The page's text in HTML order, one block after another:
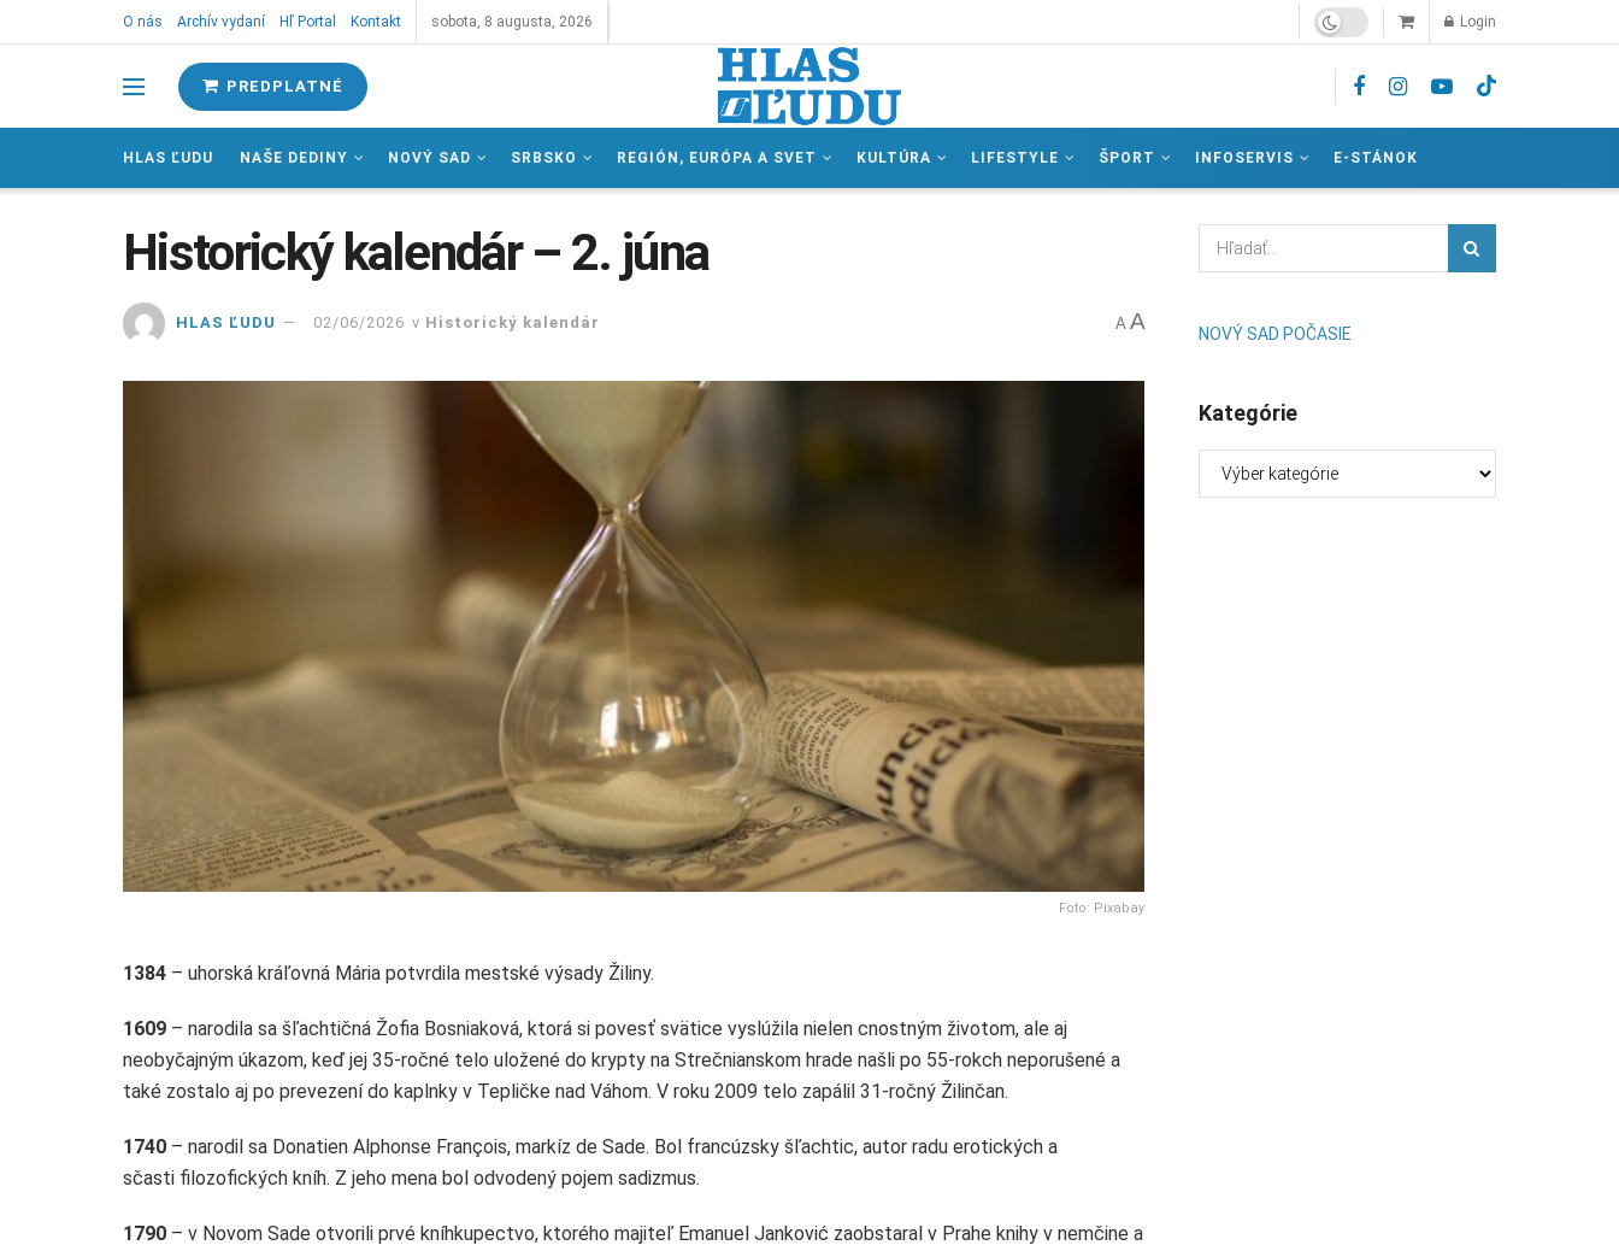
O nás Archív vydaní Hľ Portal Kontakt sobota, 8 augusta, 2026 Login
PREDPLATNÉ
HLAS ĽUDU NAŠE DEDINY NOVÝ SAD SRBSKO REGIÓN, EURÓPA A SVET KULTÚRA LIFESTYLE ŠPORT INFOSERVIS E-STÁNOK
Historický kalendár – 2. júna
HLAS ĽUDU 02/06/2026 v Historický kalendár A A
Foto: Pixabay
1384 – uhorská kráľovná Mária potvrdila mestské výsady Žiliny.
1609 – narodila sa šľachtičná Žofia Bosniaková, ktorá si povesť svätice vyslúžila nielen cnostným životom, ale aj
neobyčajným úkazom, keď jej 35-ročné telo uložené do krypty na Strečnianskom hrade našli po 55-rokch neporušené a
také zostalo aj po prevezení do kaplnky v Tepličke nad Váhom. V roku 2009 telo zapálil 31-ročný Žilinčan.
1740 – narodil sa Donatien Alphonse François, markíz de Sade. Bol francúzsky šľachtic, autor radu erotických a
sčasti filozofických kníh. Z jeho mena bol odvodený pojem sadizmus.
1790 – v Novom Sade otvorili prvé kníhkupectvo, ktorého majiteľ Emanuel Janković zaobstaral v Prahe knihy v nemčine a
NOVÝ SAD POČASIE
Kategórie